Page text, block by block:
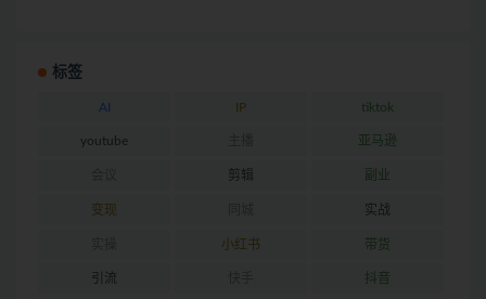
标签
AI IP tiktok
youtube 亚马逊
剪辑 副业
变现 实战
小红书 带货
引流 抖音